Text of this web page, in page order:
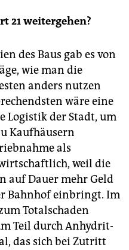
21 weitergehen?
des Baus gab es von
wie man die
anders nutzen
wäre eine
Logistik der Stadt, um
Kaufhäusern
als
weil die
auf Dauer mehr Geld
Bahnhof einbringt. Im
Totalschaden
Teil durch Anhydrit-
das sich bei Zutritt